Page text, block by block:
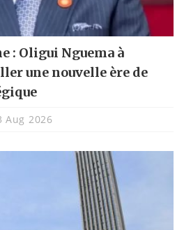
: Oligui Nguema à
une nouvelle ère de
Aug 2026